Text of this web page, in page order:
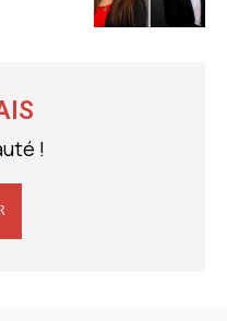
!